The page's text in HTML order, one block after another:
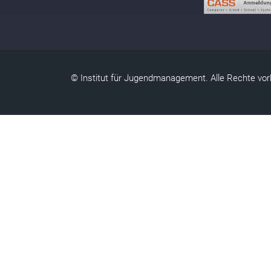
© Institut für Jugendmanagement. Alle Rechte